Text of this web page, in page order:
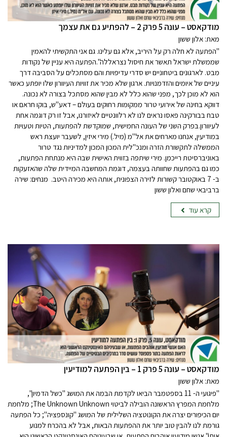
‏‏‏‏מודקאסט – עונה 5 פרק 2 – להפתיע גם את עצמך
מאת: אלון ששון
"הפתעה לא חלה רק על היריב, אלא גם עלינו. גם אני התקשיתי להאמין
שממשלת ישראל תאשר את חיסול נצראללה".הפתעה היא עניין של נקודות
מבט. לארגונים ביטחוניים יש סדרי עדיפויות והם מסתכלים על הסביבה דרך
עיניים של איומים והזדמנויות. ארגון שלא מכיר את זוויות העיוורון שלו יופתע כאשר
הוא לא מוכן לכך, מפני שהוא כלל לא מבין שהוא מסתכל בצורה לא נכונה.
דווקא בחינה של אירועי טרור ממקומות רחוקים בעולם – דאע"ש, בוקו חראם או
טבח בבורקינה פאסו נראים לנו לא רלוונטיים לאיזורנו, אבל זו רק דוגמה אחת
לעיוורון.בפרק השני של העונה החמישית, שמוקדשת להפתעות, הטיות וטעויות
במודיעין, אנחנו מארחים את אל"מ (מיל.) מירי איזין, לשעבר יועצת ראש
הממשלה לתקשורת הזרה ומנכ"לית המכון המכון למדיניות נגד טרור
באוניברסיטת רייכמן. מירי שיתפה בזווית האישית שבה היא מנתחת הפתעות,
כמו גם בהפתעות שחוותה בעצמה, דוגמת המחשבה המיידית שלה שהאזעקות
ב- 7 באוקטובר קשורות לזירה הצפונית, אותה היא מכירה היטב. מנחים: שירה
ברביבאי שחם ואלון ששון
קרא עוד
‏‏‏‏מודקאסט – עונה 5 פרק 1 – בין הפתעה למודיעין
מאת: אלון ששון
"פיגועי ה- 11 בספטמבר הביאו לקדמת הבמה את המושג "כשל הדמיון",
מלחמת המפרץ הראשונה הובילה לביטוי The Unknown Unknown; מלחמת
יום הכיפורים יצרה את הקונוטציה השלילית של המושג "קונספציה"; כל הפתעה
גורמת לנו להבין טוב יותר את ההפתעות הבאות, אבל לא בהכרח למנוע